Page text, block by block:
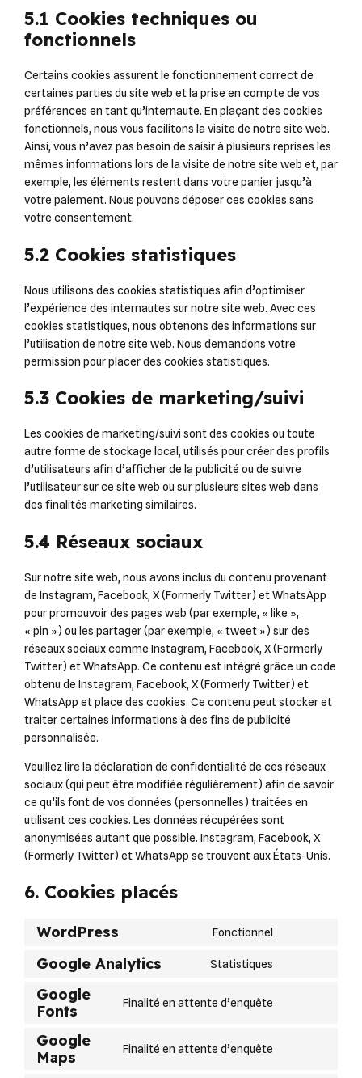
5.1 Cookies techniques ou
fonctionnels
Certains cookies assurent le fonctionnement correct de
certaines parties du site web et la prise en compte de vos
préférences en tant qu’internaute. En plaçant des cookies
fonctionnels, nous vous facilitons la visite de notre site web.
Ainsi, vous n’avez pas besoin de saisir à plusieurs reprises les
mêmes informations lors de la visite de notre site web et, par
exemple, les éléments restent dans votre panier jusqu’à
votre paiement. Nous pouvons déposer ces cookies sans
votre consentement.
5.2 Cookies statistiques
Nous utilisons des cookies statistiques afin d’optimiser
l’expérience des internautes sur notre site web. Avec ces
cookies statistiques, nous obtenons des informations sur
l’utilisation de notre site web. Nous demandons votre
permission pour placer des cookies statistiques.
5.3 Cookies de marketing/suivi
Les cookies de marketing/suivi sont des cookies ou toute
autre forme de stockage local, utilisés pour créer des profils
d’utilisateurs afin d’afficher de la publicité ou de suivre
l’utilisateur sur ce site web ou sur plusieurs sites web dans
des finalités marketing similaires.
5.4 Réseaux sociaux
Sur notre site web, nous avons inclus du contenu provenant
de Instagram, Facebook, X (Formerly Twitter) et WhatsApp
pour promouvoir des pages web (par exemple, « like »,
« pin ») ou les partager (par exemple, « tweet ») sur des
réseaux sociaux comme Instagram, Facebook, X (Formerly
Twitter) et WhatsApp. Ce contenu est intégré grâce un code
obtenu de Instagram, Facebook, X (Formerly Twitter) et
WhatsApp et place des cookies. Ce contenu peut stocker et
traiter certaines informations à des fins de publicité
personnalisée.
Veuillez lire la déclaration de confidentialité de ces réseaux
sociaux (qui peut être modifiée régulièrement) afin de savoir
ce qu’ils font de vos données (personnelles) traitées en
utilisant ces cookies. Les données récupérées sont
anonymisées autant que possible. Instagram, Facebook, X
(Formerly Twitter) et WhatsApp se trouvent aux États-Unis.
6. Cookies placés
WordPress Fonctionnel
Google Analytics Statistiques
Google
Fonts
Finalité en attente d’enquête
Google
Maps
Finalité en attente d’enquête